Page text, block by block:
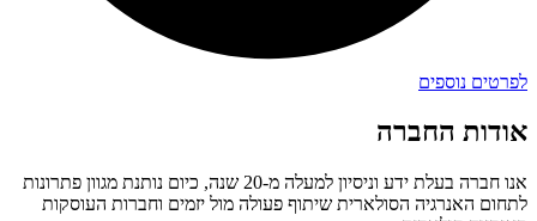
לפרטים נוספים
אודות החברה
אנו חברה בעלת ידע וניסיון למעלה מ-20 שנה, כיום נותנת מגוון פתרונות
לתחום האנרגיה הסולארית שיתוף פעולה מול יזמים וחברות העוסקות